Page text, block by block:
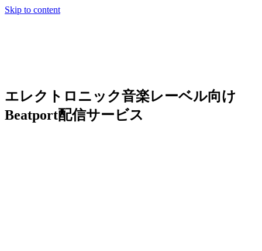
Skip to content
エレクトロニック音楽レーベル向け
Beatport配信サービス